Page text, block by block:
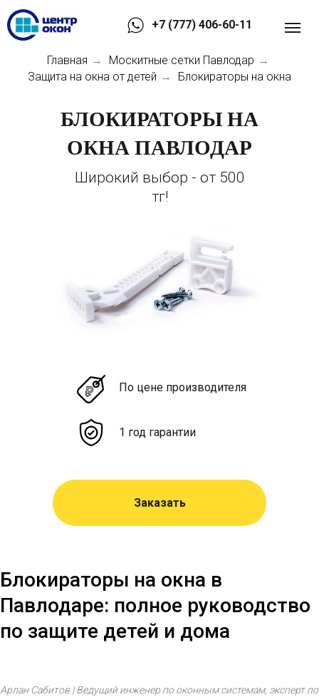
+7 (777) 406-60-11
Главная → Москитные сетки Павлодар →
Защита на окна от детей → Блокираторы на окна
БЛОКИРАТОРЫ НА
ОКНА ПАВЛОДАР
По цене производителя
1 год гарантии
Заказать
Широкий выбор - от 500
тг!
Блокираторы на окна в
Павлодаре: полное руководство
по защите детей и дома
Арлан Сабитов | Ведущий инженер по оконным системам, эксперт по